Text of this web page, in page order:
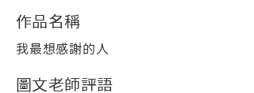
作品名稱
我最想感謝的人
圖文老師評語